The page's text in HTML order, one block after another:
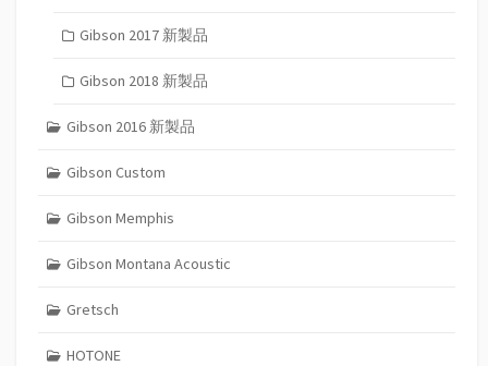
Gibson 2017 新製品
Gibson 2018 新製品
Gibson 2016 新製品
Gibson Custom
Gibson Memphis
Gibson Montana Acoustic
Gretsch
HOTONE